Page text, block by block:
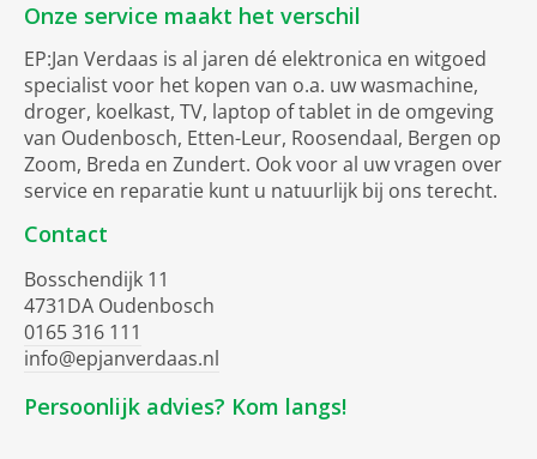
Onze service maakt het verschil
EP:Jan Verdaas is al jaren dé elektronica en witgoed
specialist voor het kopen van o.a. uw wasmachine,
droger, koelkast, TV, laptop of tablet in de omgeving
van Oudenbosch, Etten-Leur, Roosendaal, Bergen op
Zoom, Breda en Zundert. Ook voor al uw vragen over
service en reparatie kunt u natuurlijk bij ons terecht.
Contact
Bosschendijk 11
4731DA Oudenbosch
0165 316 111
info@epjanverdaas.nl
Persoonlijk advies? Kom langs!